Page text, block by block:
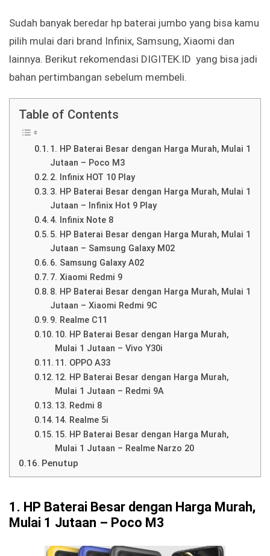
Sudah banyak beredar hp baterai jumbo yang bisa kamu
pilih mulai dari brand Infinix, Samsung, Xiaomi dan
lainnya. Berikut rekomendasi DIGITEK.ID yang bisa jadi
bahan pertimbangan sebelum membeli.
Table of Contents
1. HP Baterai Besar dengan Harga Murah, Mulai 1
Jutaan – Poco M3
2. Infinix HOT 10 Play
3. HP Baterai Besar dengan Harga Murah, Mulai 1
Jutaan – Infinix Hot 9 Play
4. Infinix Note 8
5. HP Baterai Besar dengan Harga Murah, Mulai 1
Jutaan – Samsung Galaxy M02
6. Samsung Galaxy A02
7. Xiaomi Redmi 9
8. HP Baterai Besar dengan Harga Murah, Mulai 1
Jutaan – Xiaomi Redmi 9C
9. Realme C11
10. HP Baterai Besar dengan Harga Murah,
Mulai 1 Jutaan – Vivo Y30i
11. OPPO A33
12. HP Baterai Besar dengan Harga Murah,
Mulai 1 Jutaan – Redmi 9A
13. Redmi 8
14. Realme 5i
15. HP Baterai Besar dengan Harga Murah,
Mulai 1 Jutaan – Realme Narzo 20
Penutup
1. HP Baterai Besar dengan Harga Murah,
Mulai 1 Jutaan – Poco M3